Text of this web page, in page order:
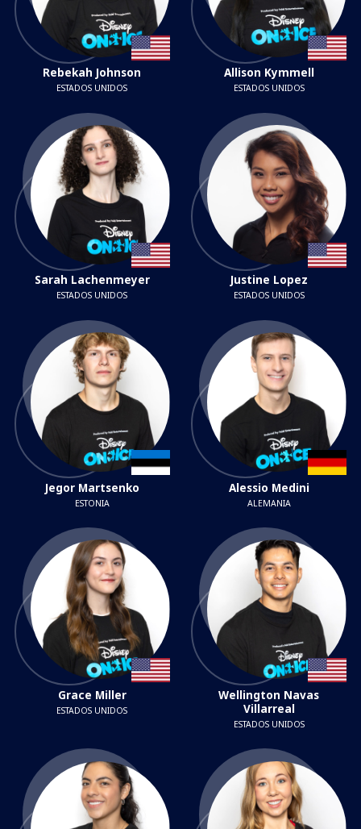
Rebekah Johnson
ESTADOS UNIDOS
Allison Kymmell
ESTADOS UNIDOS
Sarah Lachenmeyer
ESTADOS UNIDOS
Justine Lopez
ESTADOS UNIDOS
Jegor Martsenko
ESTONIA
Alessio Medini
ALEMANIA
Grace Miller
ESTADOS UNIDOS
Wellington Navas
Villarreal
ESTADOS UNIDOS